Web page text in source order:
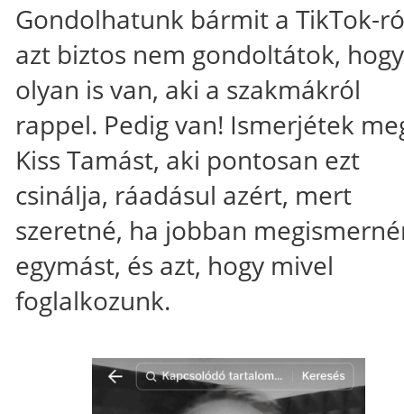
Gondolhatunk bármit a TikTok-
azt biztos nem gondoltátok, hogy
olyan is van, aki a szakmákról
rappel. Pedig van! Ismerjétek
Kiss Tamást, aki pontosan ezt
csinálja, ráadásul azért, mert
szeretné, ha jobban
egymást, és azt, hogy mivel
foglalkozunk.